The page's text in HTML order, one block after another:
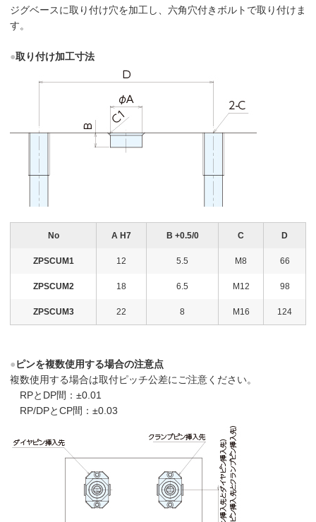
ジグベースに取り付け穴を加工し、六角穴付きボルトで取り付けま
す。
●取り付け加工寸法
No A H7 B +0.5/0 C D
ZPSCUM1 12 5.5 M8 66
ZPSCUM2 18 6.5 M12 98
ZPSCUM3 22 8 M16 124
●ピンを複数使用する場合の注意点
複数使用する場合は取付ピッチ公差にご注意ください。
RPとDP間：±0.01
RP/DPとCP間：±0.03